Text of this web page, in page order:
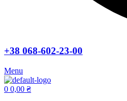
+38 068-602-23-00
Menu
0 0,00 ₴